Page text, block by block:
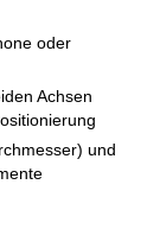
oder
Achsen
und